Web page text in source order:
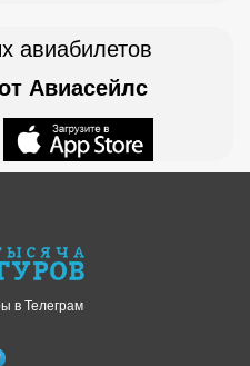
авиабилетов
Авиасейлс
в Телеграм